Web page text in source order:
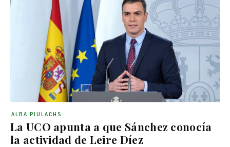
La UCO apunta a que Sánchez conocía
la actividad de Leire Díez
ALBA PIULACHS